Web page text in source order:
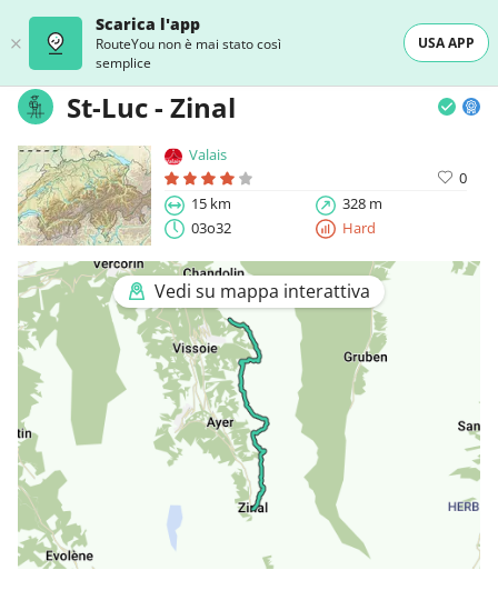
Scarica l'app
RouteYou non è mai stato così
semplice
USA APP
St-Luc - Zinal
Valais
0
15 km
328 m
03o32
Hard
Vedi su mappa interattiva